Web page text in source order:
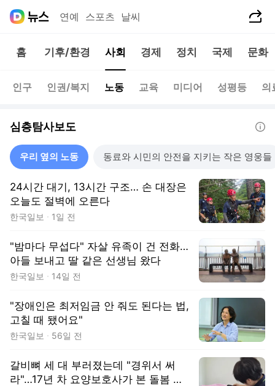
연예 스포츠 날씨
홈 기후/환경 사회 경제 정치 국제 문화
인구 인권/복지 노동 교육 미디어 성평등 의
심층탐사보도
우리 옆의 노동 동료와 시민의 안전을 지키는 작은 영웅들
24시간 대기, 13시간 구조… 손 대장은
오늘도 절벽에 오른다
한국일보 1일 전
"밤마다 무섭다" 자살 유족이 건 전화…
아들 보내고 딸 같은 선생님 왔다
한국일보 14일 전
"장애인은 최저임금 안 줘도 된다는 법,
고칠 때 됐어요"
한국일보 56일 전
갈비뼈 세 대 부러졌는데 "경위서 써
라"…17년 차 요양보호사가 본 돌봄 현